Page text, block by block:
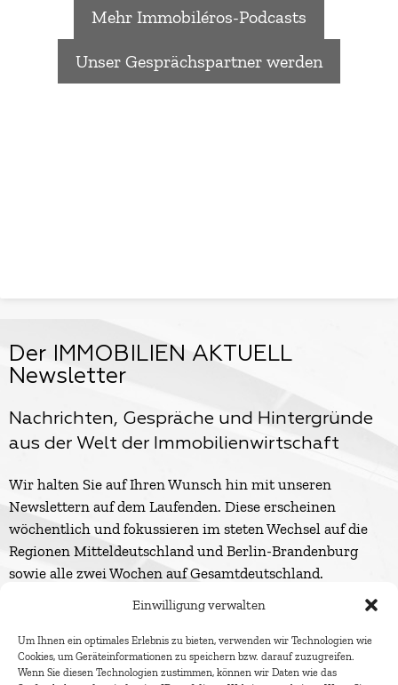
Einwilligung verwalten
Um Ihnen ein optimales Erlebnis zu bieten, verwenden wir Technologien wie
Cookies, um Geräteinformationen zu speichern bzw. darauf zuzugreifen.
Wenn Sie diesen Technologien zustimmen, können wir Daten wie das
Mehr Immobiléros-Podcasts
Unser Gesprächspartner werden
Der IMMOBILIEN AKTUELL
Newsletter
Nachrichten, Gespräche und Hintergründe
aus der Welt der Immobilienwirtschaft
Wir halten Sie auf Ihren Wunsch hin mit unseren
Newslettern auf dem Laufenden. Diese erscheinen
wöchentlich und fokussieren im steten Wechsel auf die
Regionen Mitteldeutschland und Berlin-Brandenburg
sowie alle zwei Wochen auf Gesamtdeutschland.